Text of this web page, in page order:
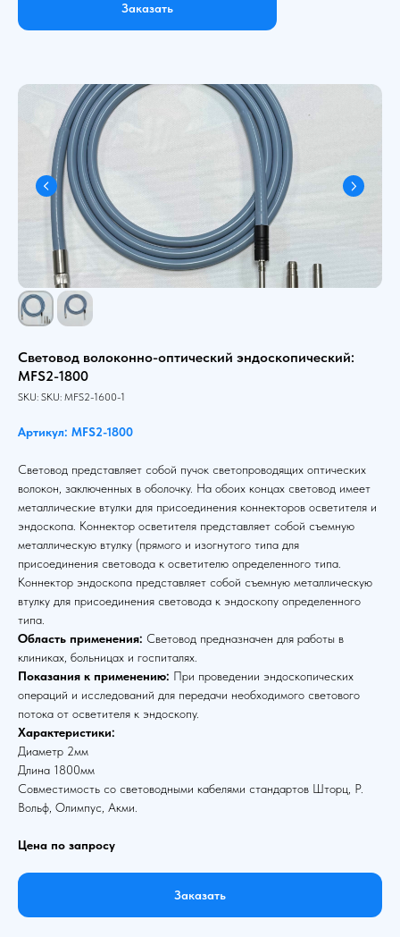
Заказать
Световод волоконно-оптический эндоскопический:
MFS2-1800
SKU: SKU: MFS2-1600-1
Артикул: MFS2-1800
Световод представляет собой пучок светопроводящих оптических
волокон, заключенных в оболочку. На обоих концах световод имеет
металлические втулки для присоединения коннекторов осветителя и
эндоскопа. Коннектор осветителя представляет собой съемную
металлическую втулку (прямого и изогнутого типа для
присоединения световода к осветителю определенного типа.
Коннектор эндоскопа представляет собой съемную металлическую
втулку для присоединения световода к эндоскопу определенного
типа.
Область применения: Световод предназначен для работы в
клиниках, больницах и госпиталях.
Показания к применению: При проведении эндоскопических
операций и исследований для передачи необходимого светового
потока от осветителя к эндоскопу.
Характеристики:
Диаметр 2мм
Длина 1800мм
Совместимость со световодными кабелями стандартов Шторц, Р.
Вольф, Олимпус, Акми.
Цена по запросу
Заказать